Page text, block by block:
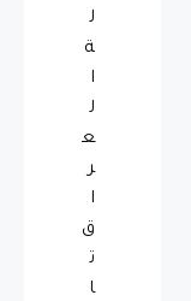
ل
ة
ا
ل
ع
ر
ا
ق
ت
ا